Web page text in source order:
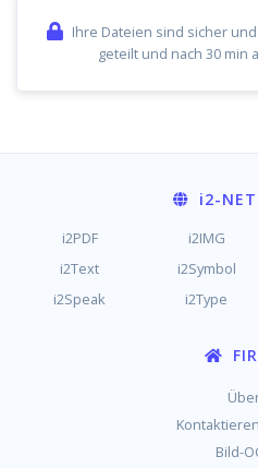
Ihre Dateien sind sicher
geteilt und nach 30 min
i2-
i2PDF i2IMG
i2Text
i2Symbol
i2Speak
i2Type
Bild-